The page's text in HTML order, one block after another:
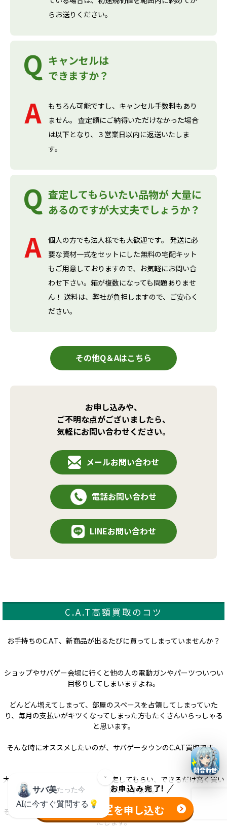
らお送りください。
キャンセルは
できますか？
もちろん可能ですし、キャンセル手数料もあり
ません。 査定額にご納得いただけなかった場合
は以下となり、３営業日以内に返送いたしま
す。
査定してもらいたい品物が 大量に
あるのですが大丈夫でしょうか？
個人の方でも法人様でも大歓迎です。 発送に必
要な資材一式をセットにした無料の宅配キット
もご用意しておりますので、お気軽にお問い合
わせ下さい。箱が複数になっても問題ありませ
ん！ 送料は、弊社が負担しますので、ご安心く
ださい。
その他Q＆Aはこちら
お申し込みや、
ご不明な点がございましたら、
気軽にお問い合わせください。
メールお問い合わせ
電話お問い合わせ
LINEお問い合わせ
C.A.T高額買取のコツ
お手持ちのC.A.T、新商品が出るたびに買ってしまっていませんか？
ショップやサバゲー会場に行くと他の人の電動ガンやパーツついつい
目移りしてしまいますよね。
どんどん増えてしまって、部屋のスペースを占領してしまっていた
り、毎月の支払いがキツくなってしまった方もたくさんいらっしゃる
と思います。
そんな時にオススメしたいのが、サバゲータウンのC.A.T買取です。
大切なC.A.Tを売る時はしっかり査定してもらい、できるだけ高く買い
取ってもらいたいですよね。
そこでサバゲータウンは、C.A.Tが高額査定になるポイントをご紹介い
たします。
たった でお申込み完了!
無料査定を申し込む